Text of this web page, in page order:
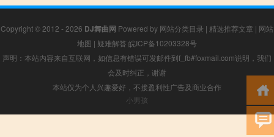
Copyright © 2012 - 2026 DJ舞曲网 Powered by 网站分类目录 | 精选推荐文章 | 网站
地图 | 疑难解答 皖ICP备10203328号
声明：本站内容来自互联网，如信息有错误可发邮件到f_fb#foxmail.com说明，我们
会及时纠正，谢谢
本站仅为个人兴趣爱好，不接盈利性广告及商业合作
小男孩